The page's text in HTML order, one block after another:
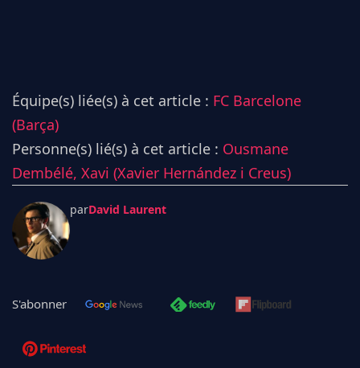
Équipe(s) liée(s) à cet article : FC Barcelone
(Barça)
Personne(s) lié(s) à cet article : Ousmane
Dembélé, Xavi (Xavier Hernández i Creus)
parDavid Laurent
S'abonner